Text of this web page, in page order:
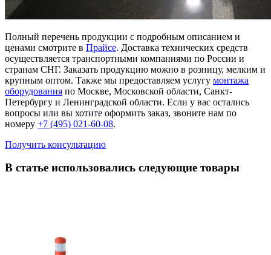
Полный перечень продукции с подробным описанием и
ценами смотрите в Прайсе. Доставка технических средств
осуществляется транспортными компаниями по России и
странам СНГ. Заказать продукцию можно в розницу, мелким и
крупным оптом. Также мы предоставляем услугу монтажа
оборудования по Москве, Московской области, Санкт-
Петербургу и Ленинградской области. Если у вас остались
вопросы или вы хотите оформить заказ, звоните нам по
номеру +7 (495) 021-60-08.
Получить консультацию
В статье использовались следующие товары